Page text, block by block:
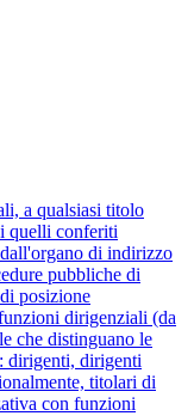
a qualsiasi titolo
quelli conferiti
di indirizzo
pubbliche di
posizione
dirigenziali (da
che distinguano le
dirigenti, dirigenti
titolari di
con funzioni